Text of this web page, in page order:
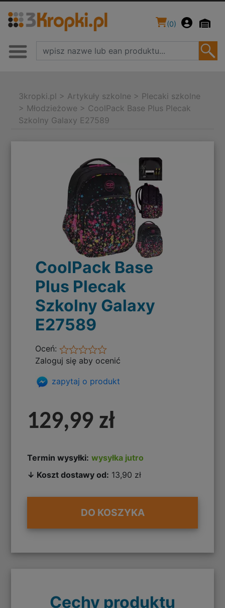
(0)
3kropki.pl > Artykuły szkolne > Plecaki szkolne
> Młodzieżowe > CoolPack Base Plus Plecak
Szkolny Galaxy E27589
CoolPack Base
Plus Plecak
Szkolny Galaxy
E27589
Oceń:
Zaloguj się aby ocenić
zapytaj o produkt
129,99 zł
Termin wysyłki: wysyłka jutro
↓ Koszt dostawy od: 13,90 zł
DO KOSZYKA
Cechy produktu